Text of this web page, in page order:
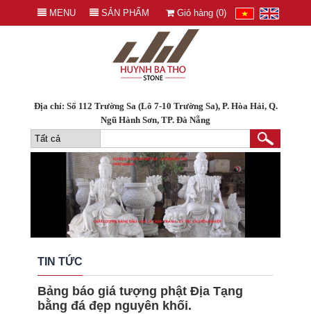
Giỏ hàng (0)
Địa chỉ: Số 112 Trường Sa (Lô 7-10 Trường Sa), P. Hòa Hải, Q.
Ngũ Hành Sơn, TP. Đà Nẵng
MENU SẢN PHẨM
TIN TỨC
Bảng báo giá tượng phật Địa Tạng
bằng đá đẹp nguyên khối.